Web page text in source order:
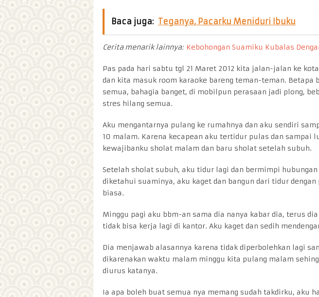
Baca juga: Teganya, Pacarku Meniduri Ibuku
Cerita menarik lainnya: Kebohongan Suamiku Kubalas
Pas pada hari sabtu tgl 21 Maret 2012 kita jalan-jalan ke
dan kita masuk room karaoke bareng teman-teman. Betapa
semua, bahagia banget, di mobilpun perasaan jadi plong,
stres hilang semua.
Aku mengantarnya pulang ke rumahnya dan aku sendiri
10 malam. Karena kecapean aku tertidur pulas dan sampai
kewajibanku sholat malam dan baru sholat setelah subuh.
Setelah sholat subuh, aku tidur lagi dan bermimpi hubungan
diketahui suaminya, aku kaget dan bangun dari tidur
biasa.
Minggu pagi aku bbm-an sama dia nanya kabar dia, terus
tidak bisa kerja lagi di kantor. Aku kaget dan sedih
Dia menjawab alasannya karena tidak diperbolehkan lagi
dikarenakan waktu malam minggu kita pulang malam
diurus katanya.
Ia apa boleh buat semua nya memang sudah takdirku, aku